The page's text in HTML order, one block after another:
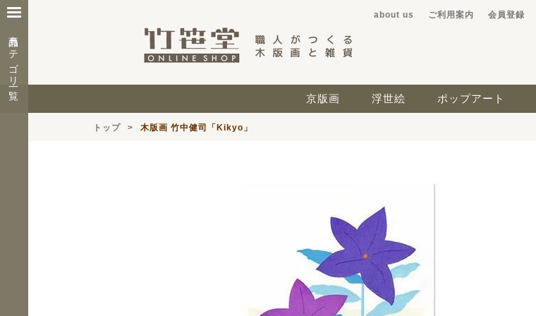
about us ご利用案内 会員登録
京版画 浮世絵 ポップアート
商品カテゴリ一覧
トップ 木版画 竹中健司「Kikyo」